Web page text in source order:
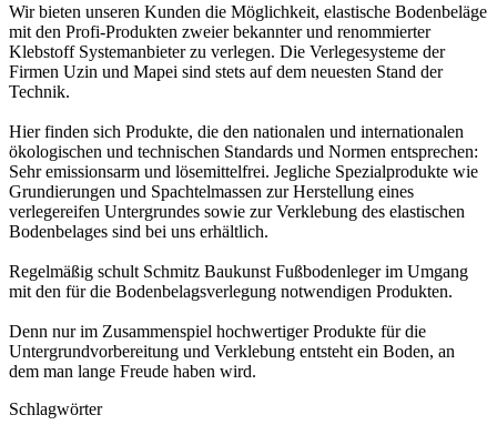
Wir bieten unseren Kunden die Möglichkeit, elastische Bodenbeläge
mit den Profi-Produkten zweier bekannter und renommierter
Klebstoff Systemanbieter zu verlegen. Die Verlegesysteme der
Firmen Uzin und Mapei sind stets auf dem neuesten Stand der
Technik.
Hier finden sich Produkte, die den nationalen und internationalen
ökologischen und technischen Standards und Normen entsprechen:
Sehr emissionsarm und lösemittelfrei. Jegliche Spezialprodukte wie
Grundierungen und Spachtelmassen zur Herstellung eines
verlegereifen Untergrundes sowie zur Verklebung des elastischen
Bodenbelages sind bei uns erhältlich.
Regelmäßig schult Schmitz Baukunst Fußbodenleger im Umgang
mit den für die Bodenbelagsverlegung notwendigen Produkten.
Denn nur im Zusammenspiel hochwertiger Produkte für die
Untergrundvorbereitung und Verklebung entsteht ein Boden, an
dem man lange Freude haben wird.
Schlagwörter